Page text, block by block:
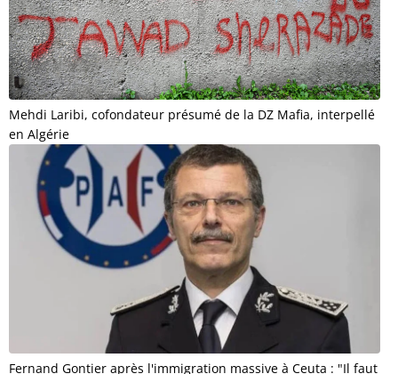
Mehdi Laribi, cofondateur présumé de la DZ Mafia, interpellé
en Algérie
Fernand Gontier après l'immigration massive à Ceuta : "Il faut